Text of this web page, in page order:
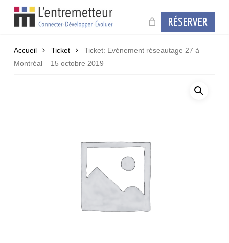
content
RÉSERVER
Accueil Ticket
Ticket: Evénement réseautage 27 à
Montréal – 15 octobre 2019